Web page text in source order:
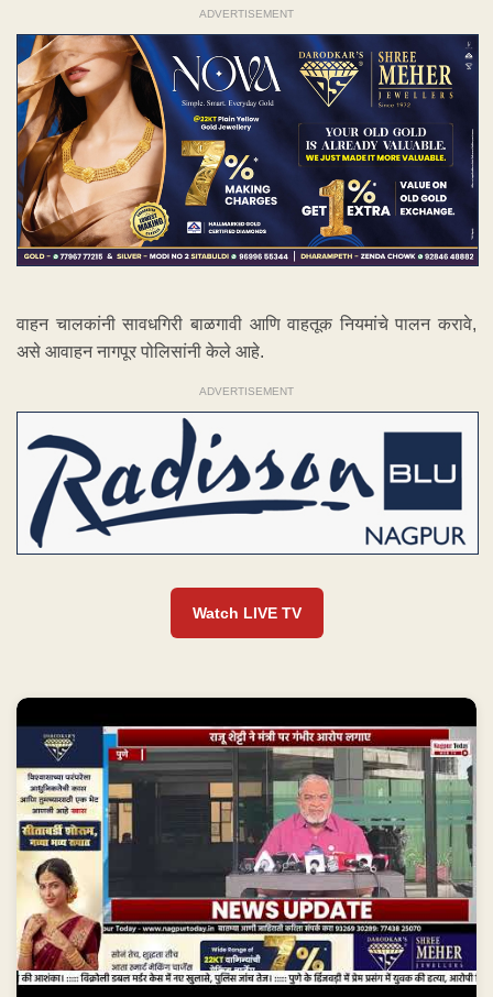
ADVERTISEMENT
वाहन चालकांनी सावधगिरी बाळगावी आणि वाहतूक नियमांचे पालन करावे,
असे आवाहन नागपूर पोलिसांनी केले आहे.
ADVERTISEMENT
Watch LIVE TV